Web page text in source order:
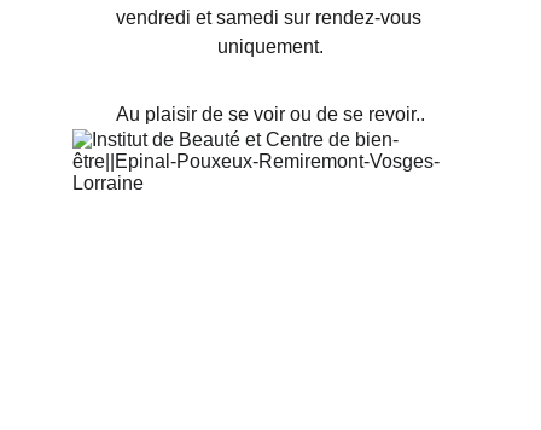
vendredi et samedi sur rendez-vous
uniquement.
Au plaisir de se voir ou de se revoir..